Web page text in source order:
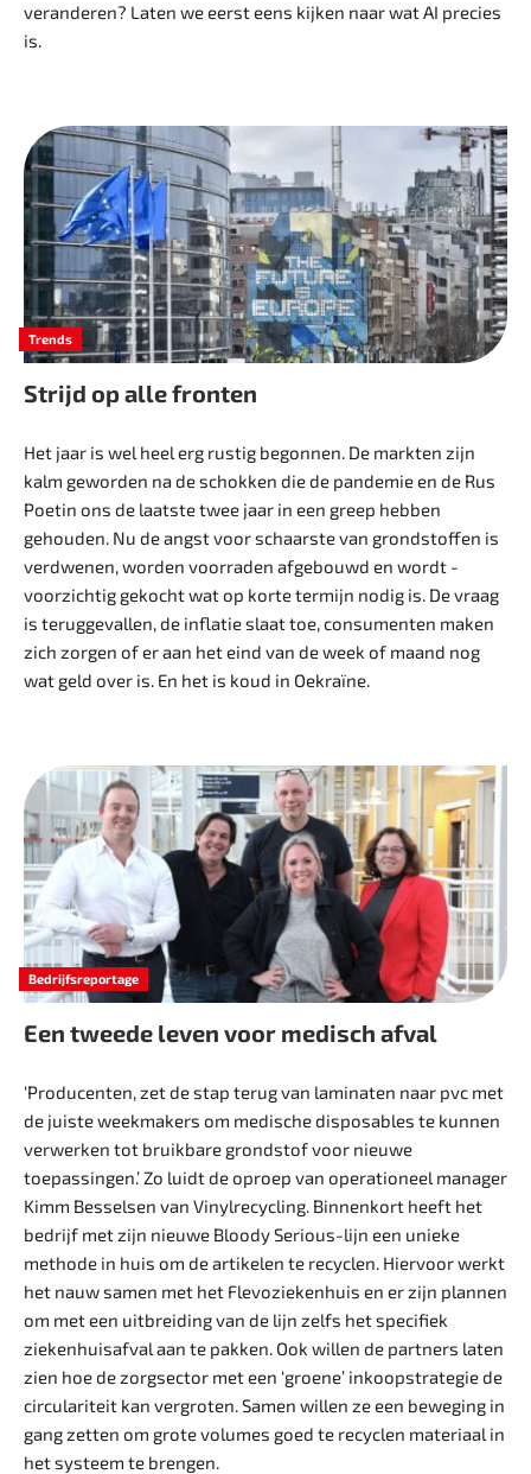
veranderen? Laten we eerst eens kijken naar wat AI precies
is.
Trends
Strijd op alle fronten
Het jaar is wel heel erg rustig begonnen. De markten zijn
kalm geworden na de schokken die de pandemie en de Rus
Poetin ons de laatste twee jaar in een greep hebben
gehouden. Nu de angst voor schaarste van grondstoffen is
verdwenen, worden voorraden afgebouwd en wordt ­
voorzichtig gekocht wat op korte termijn nodig is. De vraag
is teruggevallen, de inflatie slaat toe, consumenten maken
zich zorgen of er aan het eind van de week of maand nog
wat geld over is. En het is koud in Oekraïne.
Bedrijfsreportage
Een tweede leven voor medisch afval
‘Producenten, zet de stap terug van laminaten naar pvc met
de juiste weekmakers om medische ­disposables te kunnen
verwerken tot bruikbare grondstof voor nieuwe
toepassingen.’ Zo luidt de oproep van ­operationeel manager
Kimm Besselsen van Vinylrecycling. Binnenkort heeft het
bedrijf met zijn nieuwe Bloody Serious-lijn een unieke
methode in huis om de artikelen te recyclen. Hiervoor werkt
het nauw samen met het Flevoziekenhuis en er zijn plannen
om met een uitbreiding van de lijn zelfs het specifiek
ziekenhuisafval aan te pakken. Ook willen de partners laten
zien hoe de zorgsector met een ‘groene’ inkoopstrategie de
circulariteit kan vergroten. Samen willen ze een beweging in
gang zetten om grote volumes goed te recyclen materiaal in
het systeem te brengen.